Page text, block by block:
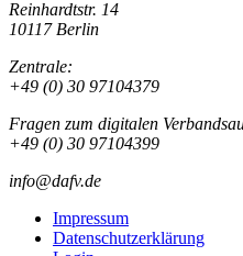
Reinhardtstr. 14
10117 Berlin
Zentrale:
+49 (0) 30 97104379
Fragen zum digitalen
+49 (0) 30 97104399
info@dafv.de
Impressum
Datenschutzerklärung